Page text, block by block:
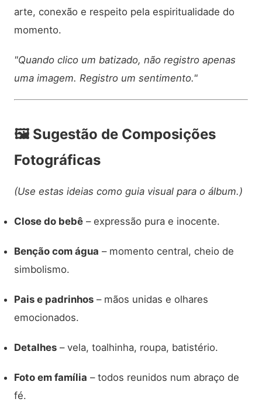
arte, conexão e respeito pela espiritualidade do
momento.
"Quando clico um batizado, não registro apenas
uma imagem. Registro um sentimento."
🖼️ Sugestão de Composições
Fotográficas
(Use estas ideias como guia visual para o álbum.)
Close do bebê – expressão pura e inocente.
Benção com água – momento central, cheio de
simbolismo.
Pais e padrinhos – mãos unidas e olhares
emocionados.
Detalhes – vela, toalhinha, roupa, batistério.
Foto em família – todos reunidos num abraço de
fé.